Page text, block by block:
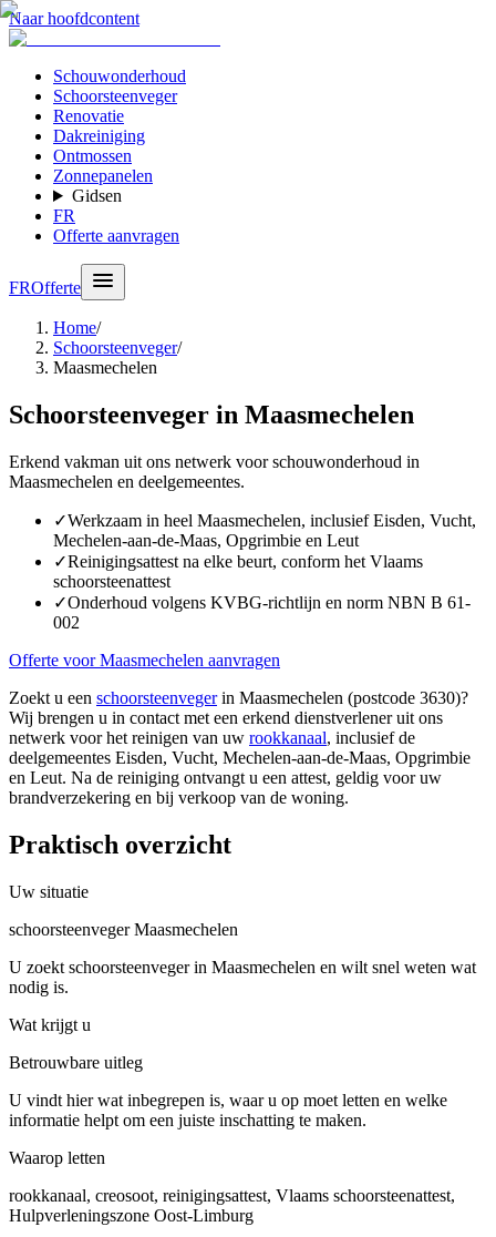
Naar hoofdcontent
Schouwonderhoud
Schoorsteenveger
Renovatie
Dakreiniging
Ontmossen
Zonnepanelen
Gidsen
FR
Offerte aanvragen
FROfferte
Home/
Schoorsteenveger/
Maasmechelen
Schoorsteenveger in Maasmechelen
Erkend vakman uit ons netwerk voor schouwonderhoud in
Maasmechelen en deelgemeentes.
✓Werkzaam in heel Maasmechelen, inclusief Eisden, Vucht,
Mechelen-aan-de-Maas, Opgrimbie en Leut
✓Reinigingsattest na elke beurt, conform het Vlaams
schoorsteenattest
✓Onderhoud volgens KVBG-richtlijn en norm NBN B 61-
002
Offerte voor Maasmechelen aanvragen
Zoekt u een schoorsteenvegerin Maasmechelen (postcode 3630)?
Wij brengen u in contact met een erkend dienstverlener uit ons
netwerk voor het reinigen van uw rookkanaal, inclusief de
deelgemeentes Eisden, Vucht, Mechelen-aan-de-Maas, Opgrimbie
en Leut. Na de reiniging ontvangt u een attest, geldig voor uw
brandverzekering en bij verkoop van de woning.
Praktisch overzicht
Uw situatie
schoorsteenveger Maasmechelen
U zoekt schoorsteenveger in Maasmechelen en wilt snel weten wat
nodig is.
Wat krijgt u
Betrouwbare uitleg
U vindt hier wat inbegrepen is, waar u op moet letten en welke
informatie helpt om een juiste inschatting te maken.
Waarop letten
rookkanaal, creosoot, reinigingsattest, Vlaams schoorsteenattest,
Hulpverleningszone Oost-Limburg